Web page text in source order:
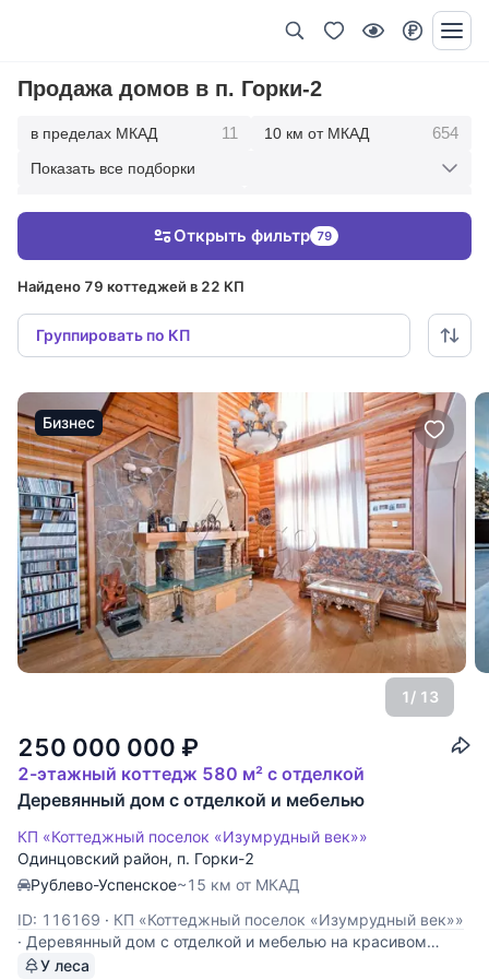
Продажа домов в п. Горки-2
в пределах МКАД 11 10 км от МКАД 654
Показать все подборки
Найдено 79 коттеджей в 22 КП
Группировать по КП
Открыть фильтр 79
Бизнес
1/ 13
250 000 000 ₽
2-этажный коттедж 580 м² с отделкой
Деревянный дом с отделкой и мебелью
КП «Коттеджный поселок «Изумрудный век»»
Одинцовский район, п. Горки-2
Рублево-Успенское~15 км от МКАД
ID: 116169 · КП «Коттеджный поселок «Изумрудный век»»
· Деревянный дом с отделкой и мебелью на красивом
участке с ландшафтным дизайном. 1й этаж: холл, с/узел,
У леса